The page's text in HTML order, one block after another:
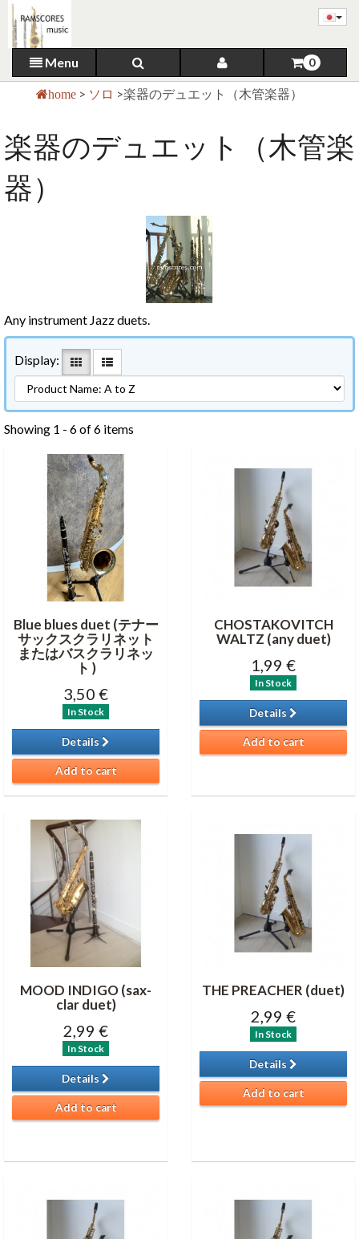
Menu 0
home > ソロ >楽器のデュエット（木管楽器）
楽器のデュエット（木管楽
器）
Any instrument Jazz duets.
Display:
Showing 1 - 6 of 6 items
Blue blues duet (テナー
サックスクラリネット
またはバスクラリネッ
ト )
3,50 €
In Stock
Details
Add to cart
CHOSTAKOVITCH
WALTZ (any duet)
1,99 €
In Stock
Details
Add to cart
MOOD INDIGO (sax-
clar duet)
2,99 €
In Stock
Details
Add to cart
THE PREACHER (duet)
2,99 €
In Stock
Details
Add to cart